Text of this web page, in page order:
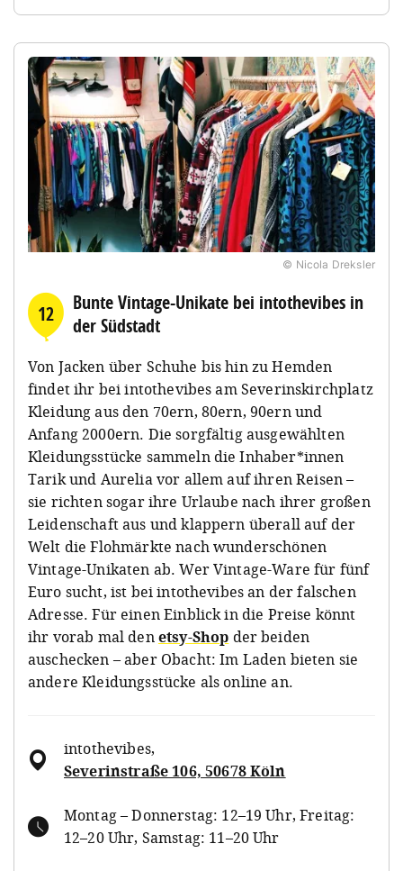
© Nicola Dreksler
12
Bunte Vintage-Unikate bei intothevibes in
der Südstadt
Von Jacken über Schuhe bis hin zu Hemden
findet ihr bei intothevibes am Severinskirchplatz
Kleidung aus den 70ern, 80ern, 90ern und
Anfang 2000ern. Die sorgfältig ausgewählten
Kleidungsstücke sammeln die Inhaber*innen
Tarik und Aurelia vor allem auf ihren Reisen –
sie richten sogar ihre Urlaube nach ihrer großen
Leidenschaft aus und klappern überall auf der
Welt die Flohmärkte nach wunderschönen
Vintage-Unikaten ab. Wer Vintage-Ware für fünf
Euro sucht, ist bei intothevibes an der falschen
Adresse. Für einen Einblick in die Preise könnt
ihr vorab mal denetsy-Shop der beiden
auschecken – aber Obacht: Im Laden bieten sie
andere Kleidungsstücke als online an.
intothevibes,
Severinstraße 106, 50678 Köln
Montag – Donnerstag: 12–19 Uhr, Freitag:
12–20 Uhr, Samstag: 11–20 Uhr